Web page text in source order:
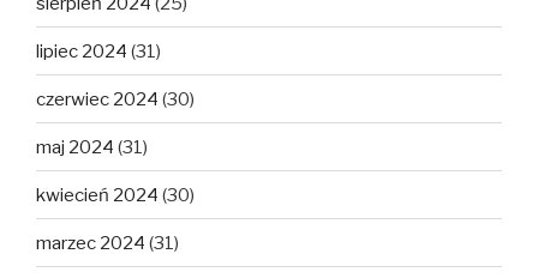
lipiec 2024 (31)
czerwiec 2024 (30)
maj 2024 (31)
kwiecień 2024 (30)
marzec 2024 (31)